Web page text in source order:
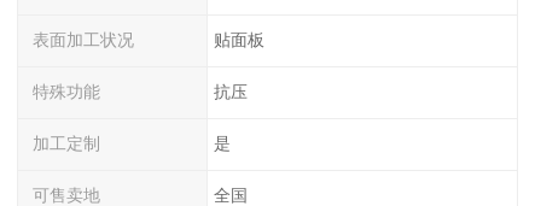
表面加工状况 贴面板
特殊功能 抗压
加工定制 是
可售卖地 全国